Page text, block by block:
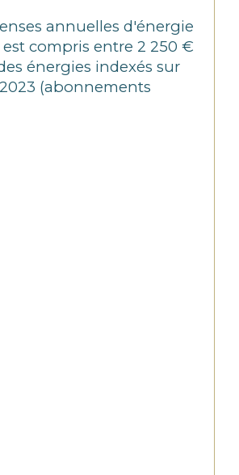
annuelles d'énergie
compris entre 2 250 €
énergies indexés sur
(abonnements